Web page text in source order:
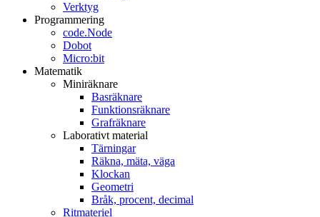
Verktyg
Programmering
code.Node
Dobot
Micro:bit
Matematik
Miniräknare
Basräknare
Funktionsräknare
Grafräknare
Laborativt material
Tärningar
Räkna, mäta, väga
Klockan
Geometri
Bråk, procent, decimal
Ritmateriel